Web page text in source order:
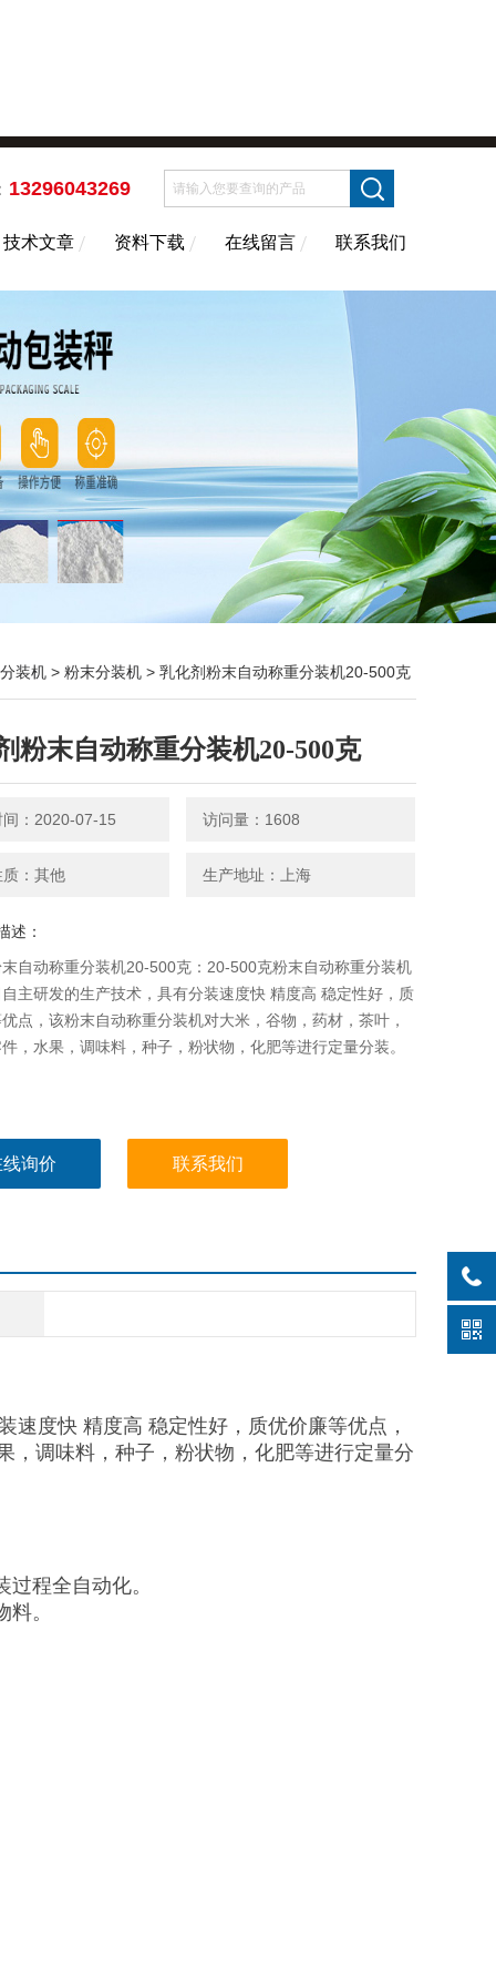
13296043269
技术文章 资料下载 在线留言 联系我们
分装机 > 粉末分装机 > 乳化剂粉末自动称重分装机20-500克
粉末自动称重分装机20-500克
间：2020-07-15 访问量：1608
质：其他 生产地址：上海
述：
自动称重分装机20-500克：20-500克粉末自动称重分装机
主研发的生产技术，具有分装速度快 精度高 稳定性好，质
点，该粉末自动称重分装机对大米，谷物，药材，茶叶，
，水果，调味料，种子，粉状物，化肥等进行定量分装。
询价 联系我们
速度快 精度高 稳定性好，质优价廉等优点，
，调味料，种子，粉状物，化肥等进行定量分
程全自动化。
。